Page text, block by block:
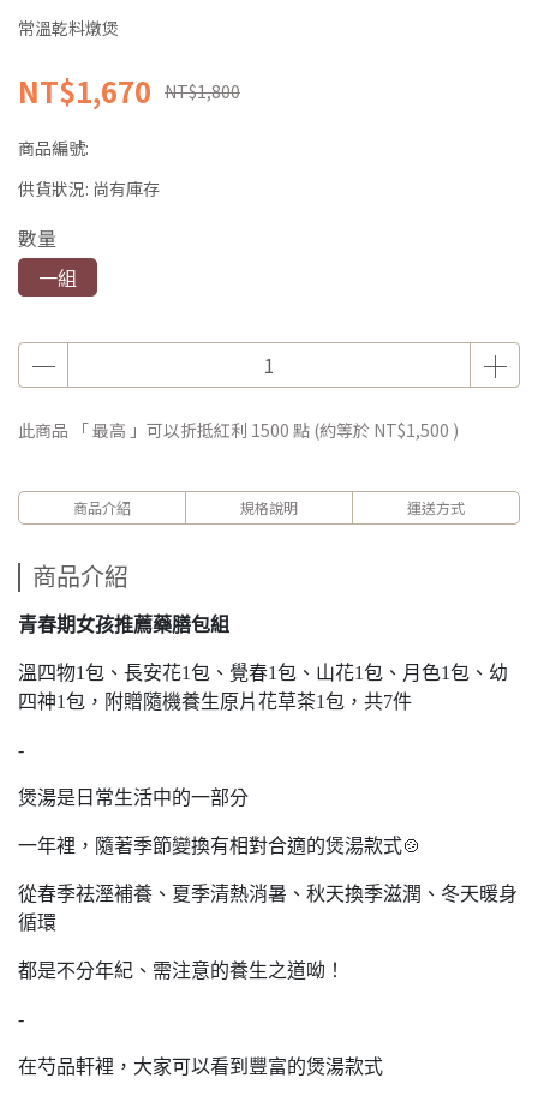
常溫乾料燉煲
NT$1,670 NT$1,800
商品編號:
供貨狀況: 尚有庫存
數量
一組
此商品 「 最高 」可以折抵紅利 1500 點 (約等於 NT$1,500 )
商品介紹 規格說明 運送方式
商品介紹
青春期女孩推薦藥膳包組
溫四物1包、長安花1包、覺春1包、山花1包、月色1包、幼
四神1包，附贈隨機養生原片花草茶1包，共7件
-
煲湯是日常生活中的一部分
一年裡，隨著季節變換有相對合適的煲湯款式🍲
從春季祛溼補養、夏季清熱消暑、秋天換季滋潤、冬天暖身
循環
都是不分年紀、需注意的養生之道呦！
-
在芍品軒裡，大家可以看到豐富的煲湯款式